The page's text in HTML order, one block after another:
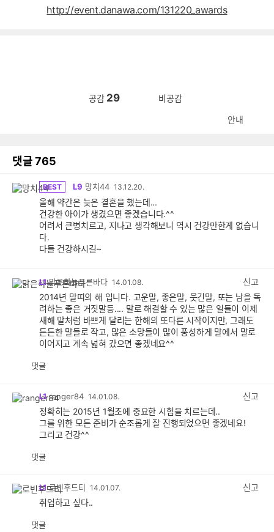
http://event.danawa.com/131220_awards
공감 29 비공감
안내
댓글765
BEST L9 망치44 13.12.20.
올해 약간은 늦은 결혼을 했는데...
건강한 아이가 생겼으면 좋겠습니다.^^
어려서 큰병치르고, 지나고 생각해보니 역시 건강만한게 없습니
다.
다들 건강하시길~
L1 맑은하늘푸른바다 14.01.08.
신고
2014년 말띠의 해 입니다. 고운말, 좋은말, 웃긴말, 또는 남을 독
려하는 좋은 거짓말등.... 말로 해결할 수 있는 많은 일들이 이제
새해 말처럼 바쁘게 달리는 한해의 또다른 시작이지만, 그래도
든든한 말들로 작고, 많은 소망들이 많이 풍성하게 말에서 말로
이어지고 계속 넓혀 갔으면 좋겠네요^^
댓글
L1 ranger84 14.01.08.
신고
정확히는 2015년 1월초에 중요한 시험을 치르는데..
그를 위한 모든 준비가 순조롭게 잘 진행되었으면 좋겠네요!
그리고 건강^^
댓글
L1 로빈후드티 14.01.07.
신고
취업하고 싶다..
댓글